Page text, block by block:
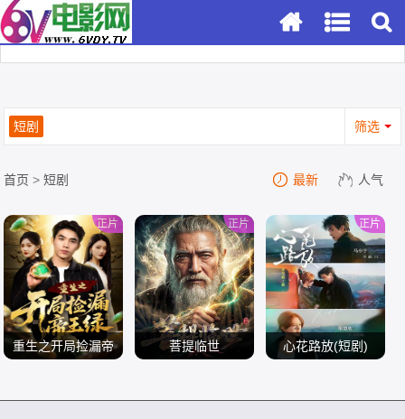
短剧 筛选
首页 >短剧 最新 人气
重生之开局捡漏帝
正片
菩提临世
正片
心花路放(短剧)
正片